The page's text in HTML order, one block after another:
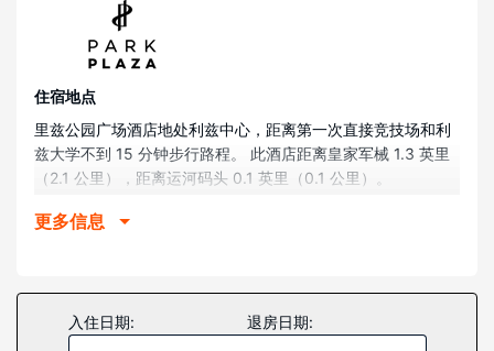
住宿地点
里兹公园广场酒店地处利兹中心，距离第一次直接竞技场和利
兹大学不到 15 分钟步行路程。 此酒店距离皇家军械 1.3 英里
（2.1 公里），距离运河码头 0.1 英里（0.1 公里）。
客房
乐需求。配备淋浴设施的私人浴室提供名牌洗护用品和吹风
机。便利设施包括可存放笔记本电脑的保险箱和书桌；而且每
天提供客房服务。
更多信息
入住日期: 退房日期: